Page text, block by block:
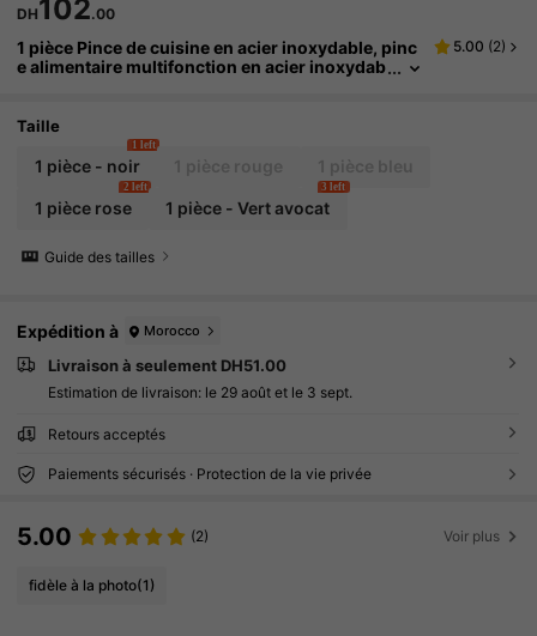
DH102.00
1 pièce Pince de cuisine en acier inoxydable, pinc
e alimentaire multifonction en acier inoxydab
son et barbecue résistante à la chaleur, conceptio
n de verrouillage - prise ferme
5.00 (2)
Taille
1 pièce - noir
1 left
1 pièce rose
2 left
1 pièce - Vert avocat
3 left
Guide des tailles
Expédition à Morocco
Livraison à seulement DH51.00
Estimation de livraison: le 29 août et le 3 sept.
Retours acceptés
Paiements sécurisés · Protection de la vie privée
5.00 (2) Voir plus
fidèle à la photo(1)